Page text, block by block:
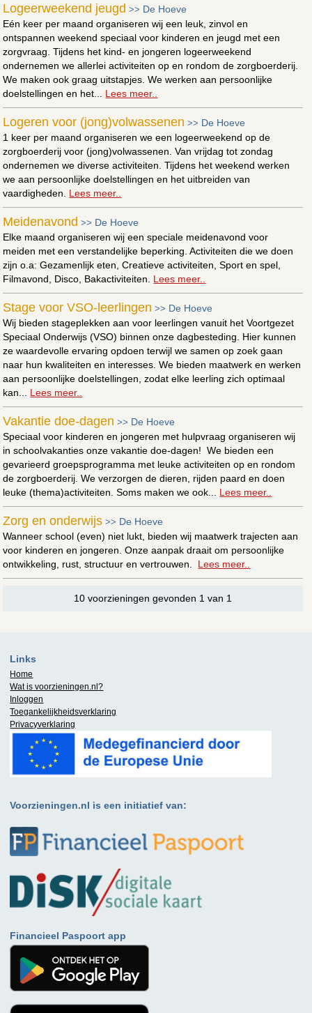
Logeerweekend jeugd >> De Hoeve
Eén keer per maand organiseren wij een leuk, zinvol en
ontspannen weekend speciaal voor kinderen en jeugd met een
zorgvraag. Tijdens het kind- en jongeren logeerweekend
ondernemen we allerlei activiteiten op en rondom de zorgboerderij.
We maken ook graag uitstapjes. We werken aan persoonlijke
doelstellingen en het... Lees meer..
Logeren voor (jong)volwassenen >> De Hoeve
1 keer per maand organiseren we een logeerweekend op de
zorgboerderij voor (jong)volwassenen. Van vrijdag tot zondag
ondernemen we diverse activiteiten. Tijdens het weekend werken
we aan persoonlijke doelstellingen en het uitbreiden van
vaardigheden. Lees meer..
Meidenavond >> De Hoeve
Elke maand organiseren wij een speciale meidenavond voor
meiden met een verstandelijke beperking. Activiteiten die we doen
zijn o.a: Gezamenlijk eten, Creatieve activiteiten, Sport en spel,
Filmavond, Disco, Bakactiviteiten. Lees meer..
Stage voor VSO-leerlingen >> De Hoeve
Wij bieden stageplekken aan voor leerlingen vanuit het Voortgezet
Speciaal Onderwijs (VSO) binnen onze dagbesteding. Hier kunnen
ze waardevolle ervaring opdoen terwijl we samen op zoek gaan
naar hun kwaliteiten en interesses. We bieden maatwerk en werken
aan persoonlijke doelstellingen, zodat elke leerling zich optimaal
kan... Lees meer..
Vakantie doe-dagen >> De Hoeve
Speciaal voor kinderen en jongeren met hulpvraag organiseren wij
in schoolvakanties onze vakantie doe-dagen! We bieden een
gevarieerd groepsprogramma met leuke activiteiten op en rondom
de zorgboerderij. We verzorgen de dieren, rijden paard en doen
leuke (thema)activiteiten. Soms maken we ook... Lees meer..
Zorg en onderwijs >> De Hoeve
Wanneer school (even) niet lukt, bieden wij maatwerk trajecten aan
voor kinderen en jongeren. Onze aanpak draait om persoonlijke
ontwikkeling, rust, structuur en vertrouwen. Lees meer..
10 voorzieningen gevonden 1 van 1
Links
Home
Wat is voorzieningen.nl?
Inloggen
Toegankelijkheidsverklaring
Privacyverklaring
Voorzieningen.nl is een initiatief van:
Financieel Paspoort app